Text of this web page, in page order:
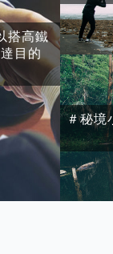
搭高鐵
目的
＃秘境